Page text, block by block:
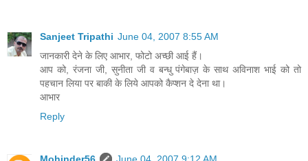
Sanjeet Tripathi June 04, 2007 8:55 AM
जानकारी देने के लिए आभार, फोटो अच्छी आई हैं।
आप को, रंजना जी, सुनीता जी व बन्धु पंगेबाज़ के साथ अविनाश भाई को तो
पहचान लिया पर बाकी के लिये आपको कैप्शन दे देना था।
आभार
Reply